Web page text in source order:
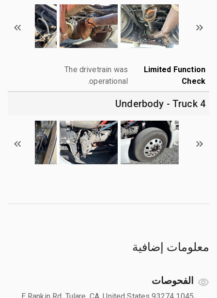
Limited Function
Check
The drivetrain was
operational.
4 Underbody - Truck
معلومات إضافية
الفحوصات